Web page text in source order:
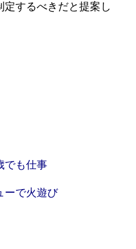
定するべきだと提案し
でも仕事
ーで火遊び